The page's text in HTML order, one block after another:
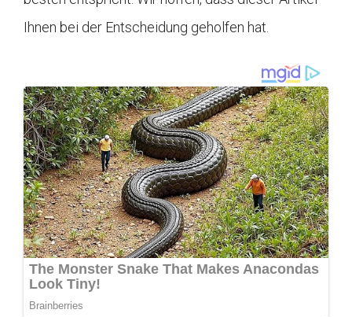
Ihnen bei der Entscheidung geholfen hat.